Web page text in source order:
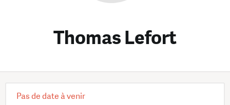
Thomas Lefort
Pas de date à venir